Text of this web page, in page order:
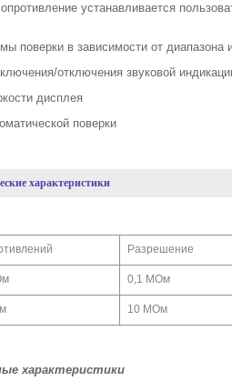
устанавливается
поверки в зависимости от диапазона
отключения звуковой
дисплея
поверки
характеристики
Разрешение
0,1 МОм
10 МОм
характеристики